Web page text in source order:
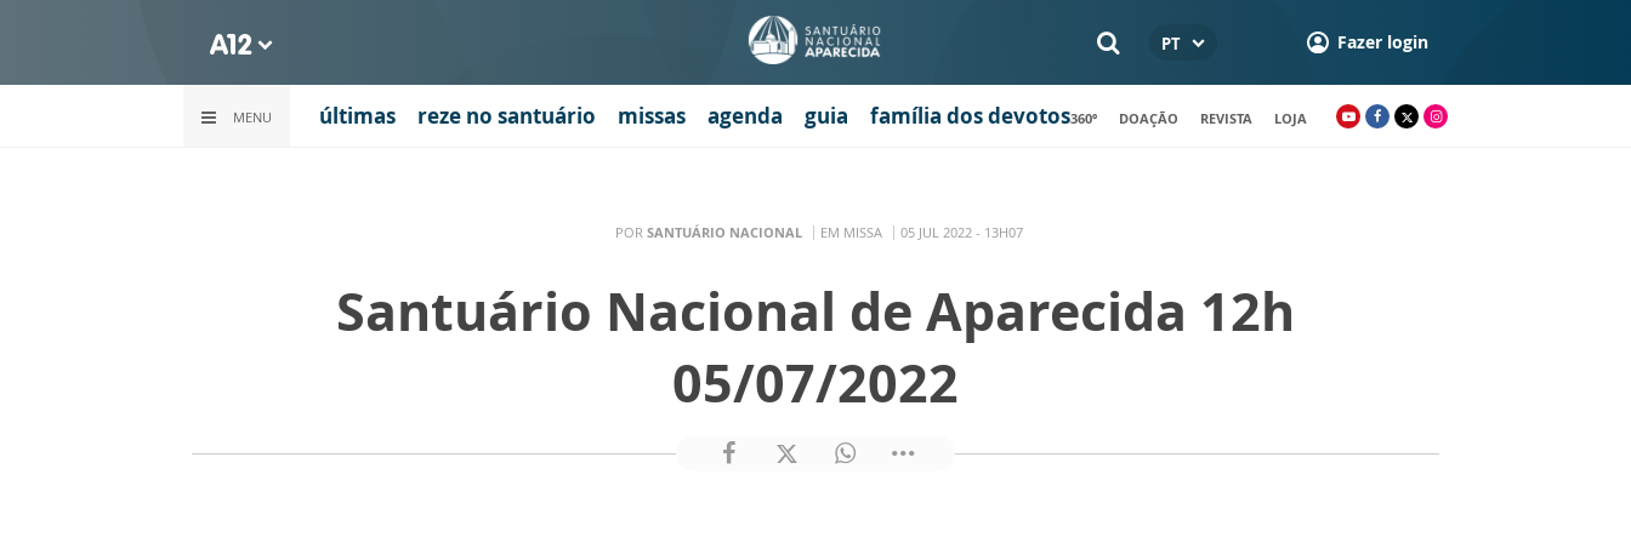
PT Fazer login
MENU últimas reze no santuário missas agenda guia família dos devotos360º DOAÇÃO REVISTA LOJA
POR SANTUÁRIO NACIONAL EM MISSA 05 JUL 2022 - 13H07
Santuário Nacional de Aparecida 12h
05/07/2022